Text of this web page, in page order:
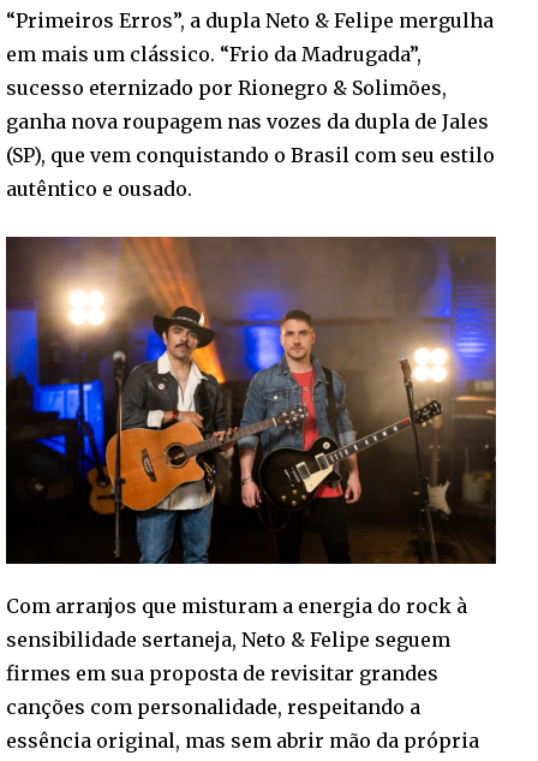
“Primeiros Erros”, a dupla Neto & Felipe mergulha
em mais um clássico. “Frio da Madrugada”,
sucesso eternizado por Rionegro & Solimões,
ganha nova roupagem nas vozes da dupla de Jales
(SP), que vem conquistando o Brasil com seu estilo
autêntico e ousado.
Com arranjos que misturam a energia do rock à
sensibilidade sertaneja, Neto & Felipe seguem
firmes em sua proposta de revisitar grandes
canções com personalidade, respeitando a
essência original, mas sem abrir mão da própria